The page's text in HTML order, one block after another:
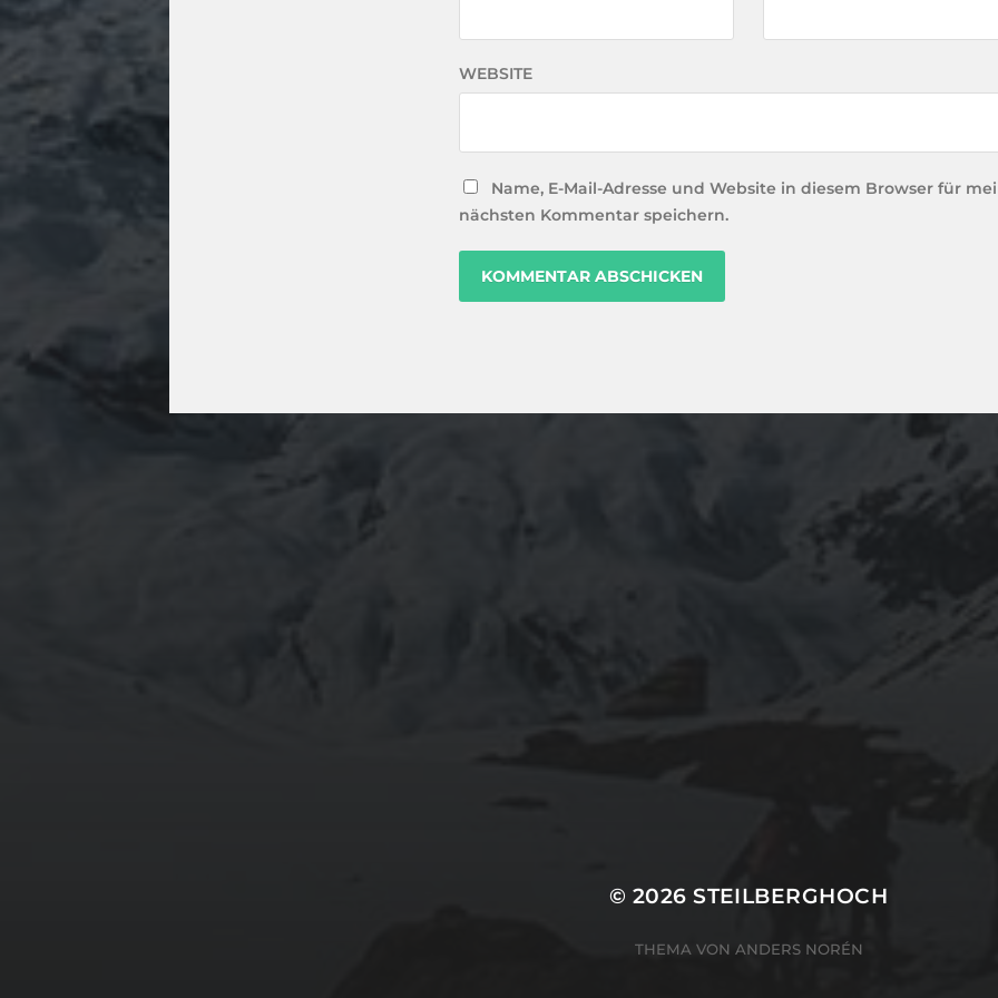
WEBSITE
Name, E-Mail-Adresse und Website in diesem Browser für
nächsten Kommentar speichern.
© 2026STEILBERGHOCH
THEMA VON ANDERS NORÉN